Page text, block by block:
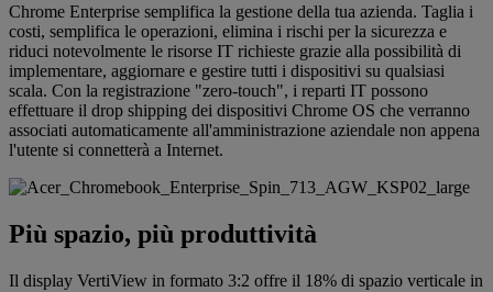
Chrome Enterprise semplifica la gestione della tua azienda. Taglia i
costi, semplifica le operazioni, elimina i rischi per la sicurezza e
riduci notevolmente le risorse IT richieste grazie alla possibilità di
implementare, aggiornare e gestire tutti i dispositivi su qualsiasi
scala. Con la registrazione "zero-touch", i reparti IT possono
effettuare il drop shipping dei dispositivi Chrome OS che verranno
associati automaticamente all'amministrazione aziendale non appena
l'utente si connetterà a Internet.
Più spazio, più produttività
Il display VertiView in formato 3:2 offre il 18% di spazio verticale in